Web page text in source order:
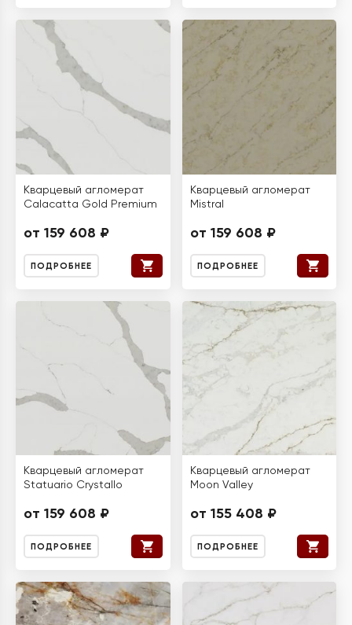
Кварцевый агломерат
Calacatta Gold Premium
от 159 608 ₽
ПОДРОБНЕЕ
Кварцевый агломерат
Mistral
от 159 608 ₽
ПОДРОБНЕЕ
Кварцевый агломерат
Statuario Crystallo
от 159 608 ₽
ПОДРОБНЕЕ
Кварцевый агломерат
Moon Valley
от 155 408 ₽
ПОДРОБНЕЕ